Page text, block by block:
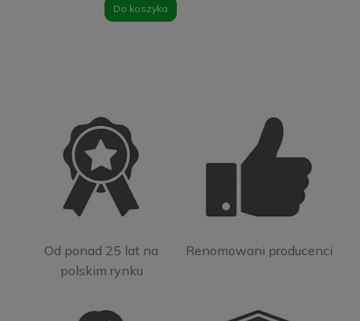
Do koszyka
Od ponad 25 lat na
polskim rynku
Renomowani producenci